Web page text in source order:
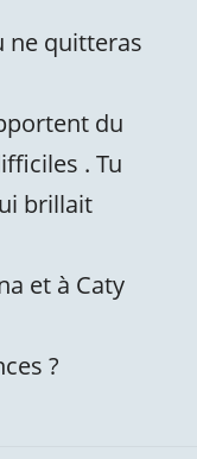
ne quitteras
du
. Tu
brillait
et à Caty
?